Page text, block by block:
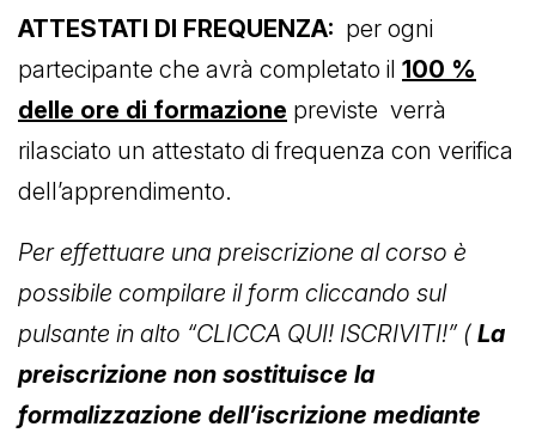
ATTESTATI DI FREQUENZA: per ogni
partecipante che avrà completato il 100 %
delle ore di formazione previste verrà
rilasciato un attestato di frequenza con verifica
dell’apprendimento.
Per effettuare una preiscrizione al corso è
possibile compilare il form cliccando sul
pulsante in alto “CLICCA QUI! ISCRIVITI!” ( La
preiscrizione non sostituisce la
formalizzazione dell’iscrizione mediante